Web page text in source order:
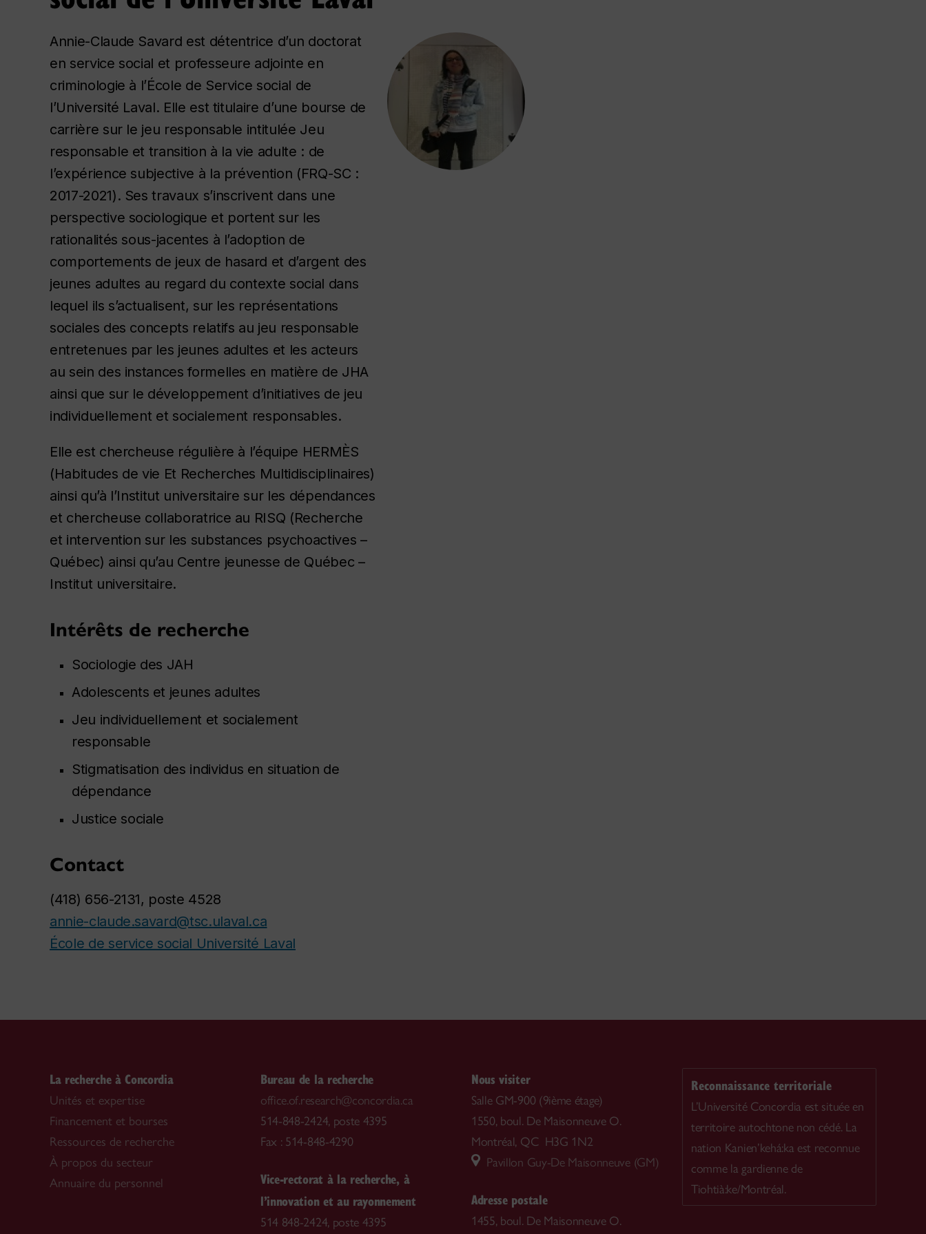
Annie-Claude Savard est détentrice d’un doctorat
en service social et professeure adjointe en
criminologie à l’École de Service social de
l’Université Laval. Elle est titulaire d’une bourse de
carrière sur le jeu responsable intitulée Jeu
responsable et transition à la vie adulte : de
l’expérience subjective à la prévention (FRQ-SC :
2017-2021). Ses travaux s’inscrivent dans une
perspective sociologique et portent sur les
rationalités sous-jacentes à l’adoption de
comportements de jeux de hasard et d’argent des
jeunes adultes au regard du contexte social dans
lequel ils s’actualisent, sur les représentations
sociales des concepts relatifs au jeu responsable
entretenues par les jeunes adultes et les acteurs
au sein des instances formelles en matière de JHA
ainsi que sur le développement d’initiatives de jeu
individuellement et socialement responsables.
Elle est chercheuse régulière à l’équipe HERMÈS
(Habitudes de vie Et Recherches Multidisciplinaires)
ainsi qu’à l’Institut universitaire sur les dépendances
et chercheuse collaboratrice au RISQ (Recherche
et intervention sur les substances psychoactives –
Québec) ainsi qu’au Centre jeunesse de Québec –
Institut universitaire.
Intérêts de recherche
Sociologie des JAH
Adolescents et jeunes adultes
Jeu individuellement et socialement
responsable
Stigmatisation des individus en situation de
dépendance
Justice sociale
Contact
(418) 656-2131, poste 4528
annie-claude.savard@tsc.ulaval.ca
École de service social Université Laval
La recherche à Concordia
Unités et expertise
Financement et bourses
Ressources de recherche
À propos du secteur
Annuaire du personnel
Bureau de la recherche
office.of.research@concordia.ca
514-848-2424, poste 4395
Fax : 514-848-4290
Vice-rectorat à la recherche, à
l’innovation et au rayonnement
514 848-2424, poste 4395
Nous visiter
Salle GM-900 (9ième étage)
1550, boul. De Maisonneuve O.
Montréal, QC H3G 1N2
Pavillon Guy-De Maisonneuve (GM)
Adresse postale
1455, boul. De Maisonneuve O.
Reconnaissance territoriale
L’Université Concordia est située en
territoire autochtone non cédé. La
nation Kanien’kehá:ka est reconnue
comme la gardienne de
Tiohtià:ke/Montréal.